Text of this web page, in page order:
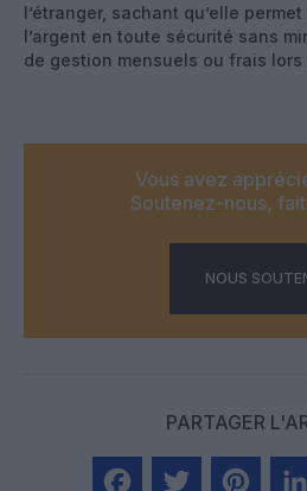
l’étranger, sachant qu’elle
l’argent en toute sécurité sans
de gestion mensuels ou frais lors
Vous avez
Soutenez-nous,
NOUS
PARTAGER